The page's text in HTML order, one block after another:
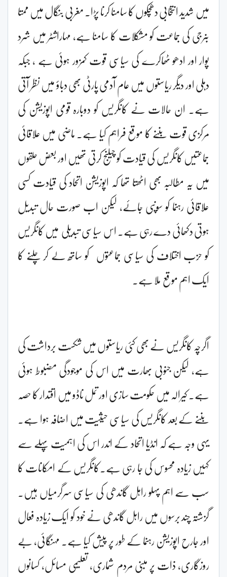
میں شدید انتخابی دھچکوں کا سامنا کرنا پڑا۔ مغربی بنگال میں ممتا
بنرجی کی جماعت کو مشکلات کا سامنا ہے، مہاراشٹر میں شرد
پوار اور ادھو ٹھاکرے کی سیاسی قوت کمزور ہوئی ہے ، جبکہ
دہلی اور دیگر ریاستوں میں عام آدمی پارٹی بھی دباؤ میں نظر آتی
ہے۔ ان حالات نے کانگریس کو دوبارہ قومی اپوزیشن کی
مرکزی قوت بننے کا موقع فراہم کیا ہے۔ ماضی میں علاقائی
جماعتیں کانگریس کی قیادت کو چیلنج کرتی تھیں اور بعض حلقوں
میں یہ مطالبہ بھی اٹھتا تھا کہ اپوزیشن اتحاد کی قیادت کسی
علاقائی رہنما کو سونپی جائے، لیکن اب صورت حال تبدیل
ہوتی دکھائی دے رہی ہے۔ اس سیاسی تبدیلی میں کانگریس
کو حزب اختلاف کی سیاسی جماعتوں کو ساتھ لے کر چلنے کا
ایک اہم موقع ملا ہے۔
اگرچہ کانگریس نے بھی کئی ریاستوں میں شکست برداشت کی
ہے، لیکن جنوبی بھارت میں اس کی موجودگی مضبوط ہوئی
ہے۔ کیرالہ میں حکومت سازی اور تمل ناڈو میں اقتدار کا حصہ
بننے کے بعد کانگریس کی سیاسی حیثیت میں اضافہ ہوا ہے۔
یہی وجہ ہے کہ انڈیا اتحاد کے اندر اس کی اہمیت پہلے سے
کہیں زیادہ محسوس کی جا رہی ہے۔کانگریس کے امکانات کا
سب سے اہم پہلو راہل گاندھی کی سیاسی سرگرمیاں ہیں۔
گزشتہ چند برسوں میں راہل گاندھی نے خود کو ایک زیادہ فعال
اور جارح اپوزیشن رہنما کے طور پر پیش کیا ہے۔ مہنگائی، بے
روزگاری، ذات پر مبنی مردم شماری، تعلیمی مسائل، کسانوں